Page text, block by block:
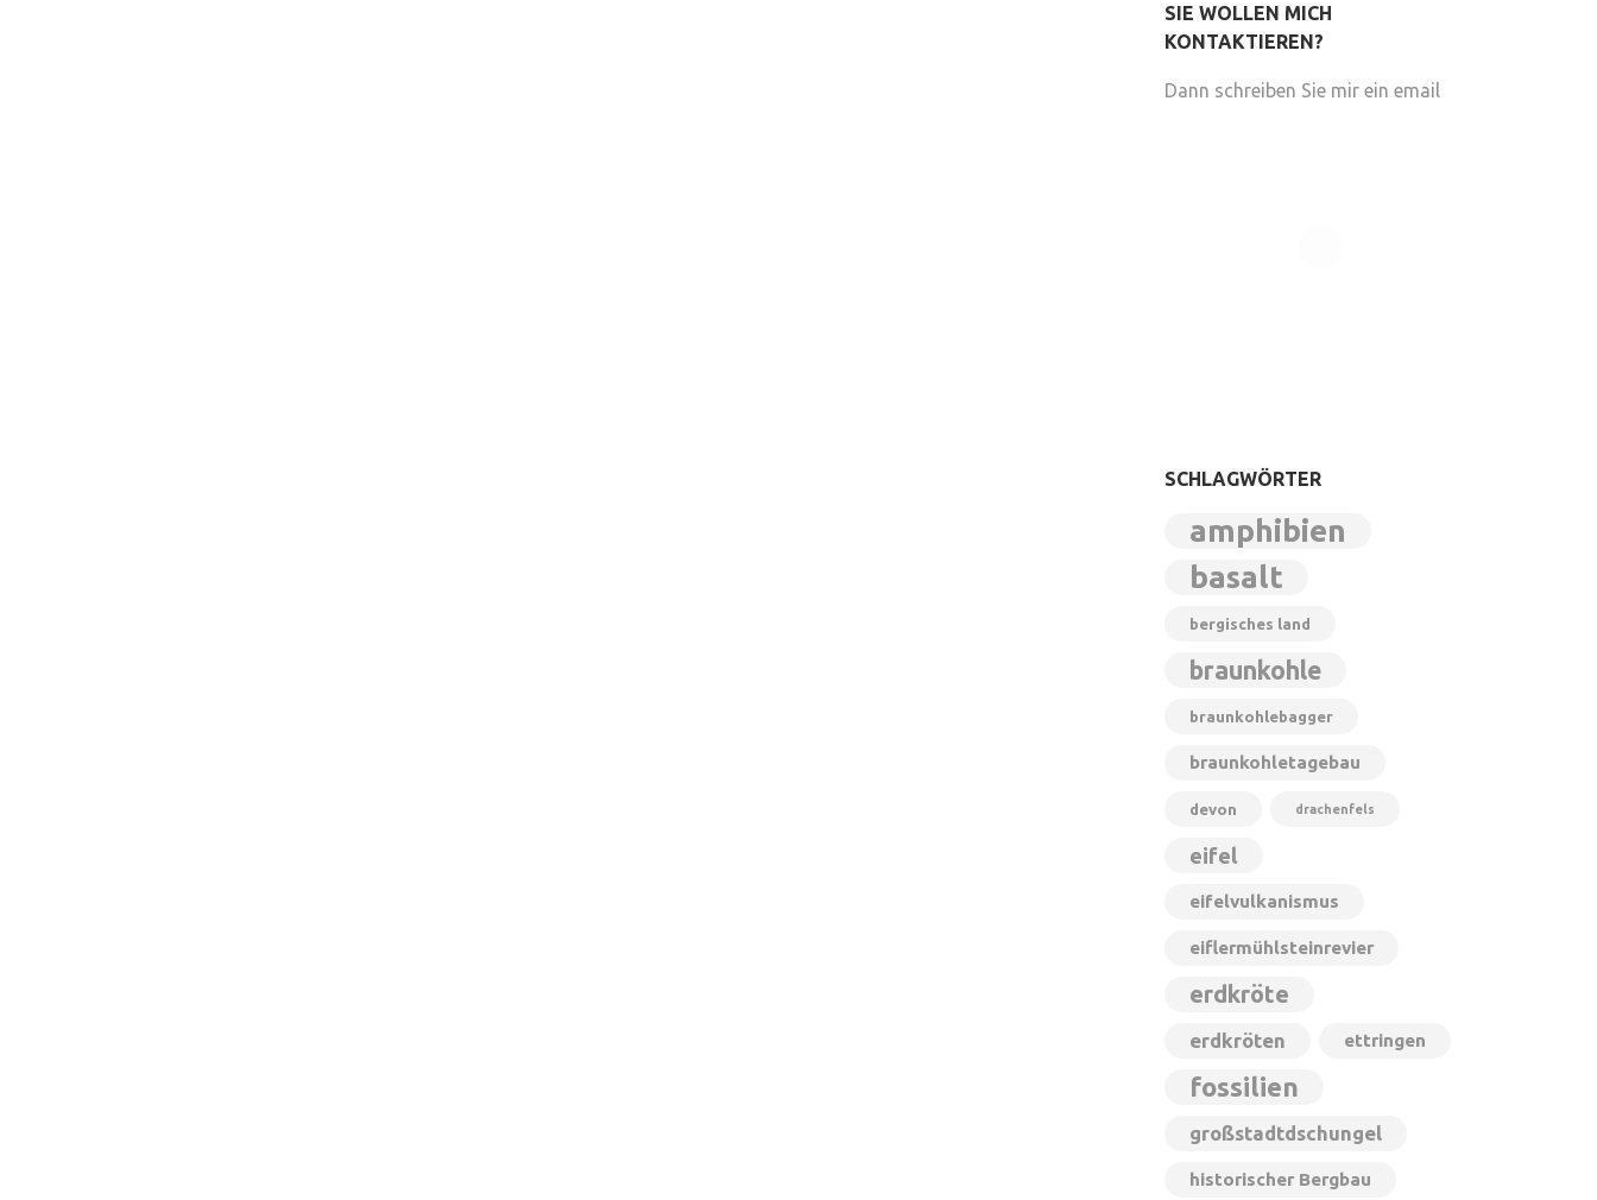
SIE WOLLEN MICH
KONTAKTIEREN?
Dann schreiben Sie mir ein email
SCHLAGWÖRTER
amphibien
basalt
bergisches land
braunkohle
braunkohlebagger
braunkohletagebau
devon drachenfels
eifel
eifelvulkanismus
eiflermühlsteinrevier
erdkröte
erdkröten ettringen
fossilien
großstadtdschungel
historischer Bergbau